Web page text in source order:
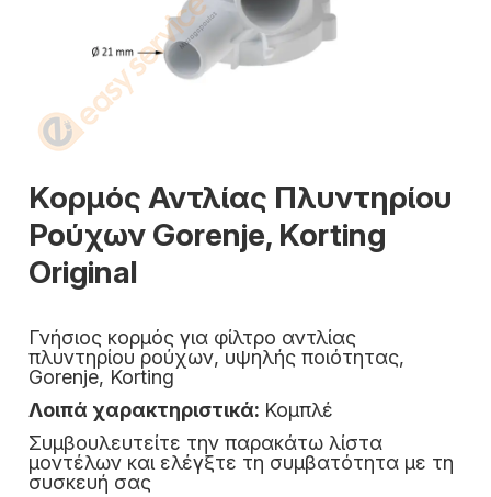
Κορμός Αντλίας Πλυντηρίου
Ρούχων Gorenje, Korting
Original
Γνήσιος κορμός για φίλτρο αντλίας
πλυντηρίου ρούχων, υψηλής ποιότητας,
Gorenje, Korting
Λοιπά χαρακτηριστικά: Κομπλέ
Συμβουλευτείτε την παρακάτω λίστα
μοντέλων και ελέγξτε τη συμβατότητα με τη
συσκευή σας